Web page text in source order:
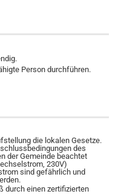
Person durchführen.
die lokalen Gesetze.
des
der Gemeinde beachtet
230V)
sind gefährlich und
durch einen zertifizierten